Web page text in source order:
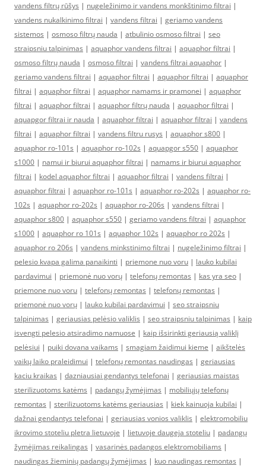
vandens filtrų rūšys | nugeležinimo ir vandens monkštinimo filtrai |
vandens nukalkinimo filtrai | vandens filtrai | geriamo vandens
sistemos | osmoso filtrų nauda | atbulinio osmoso filtrai | seo
straipsniu talpinimas | aquaphor vandens filtrai | aquaphor filtrai |
osmoso filtrų nauda | osmoso filtrai | vandens filtrai aquaphor |
geriamo vandens filtrai | aquaphor filtrai | aquaphor filtrai | aquaphor
filtrai | aquaphor filtrai | aquaphor namams ir pramonei | aquaphor
filtrai | aquaphor filtrai | aquaphor filtrų nauda | aquaphor filtrai |
aquapgor filtrai ir nauda | aquaphor filtrai | aquaphor filtrai | vandens
filtrai | aquaphor filtrai | vandens filtru rusys | aquaphor s800 |
aquaphor ro-101s | aquaphor ro-102s | aquapgor s550 | aquaphor
s1000 | namui ir biurui aquaphor filtrai | namams ir biurui aquaphor
filtrai | kodel aquaphor filtrai | aquaphor filtrai | vandens filtrai |
aquaphor filtrai | aquaphor ro-101s | aquaphor ro-202s | aquaphor ro-
102s | aquaphor ro-202s | aquaphor ro-206s | vandens filtrai |
aquaphor s800 | aquaphor s550 | geriamo vandens filtrai | aquaphor
s1000 | aquaphor ro 101s | aquaphor 102s | aquaphor ro 202s |
aquaphor ro 206s | vandens minkstinimo filtrai | nugeležinimo filtrai |
pelesio kvapa galima panaikinti | priemone nuo voru | lauko kubilai
pardavimui | priemonė nuo vorų | telefonų remontas | kas yra seo |
priemone nuo voru | telefonų remontas | telefonų remontas |
priemonė nuo vorų | lauko kubilai pardavimui | seo straipsniu
talpinimas | geriausias pelėsio valiklis | seo straipsniu talpinimas | kaip
isvengti pelesio atsiradimo namuose | kaip išsirinkti geriausią valiklį
pelėsiui | puiki dovana vaikams | smagiam žaidimui kieme | aikštelės
vaikų laiko praleidimui | telefonų remontas naudingas | geriausias
kaciu kraikas | dazniausiai gendantys telefonai | geriausias maistas
sterilizuotoms katėms | padangų žymėjimas | mobiliųjų telefonų
remontas | sterilizuotoms katėms geriausias | kiek kainuoja kubilai |
dažnai gendantys telefonai | geriausias vonios valiklis | elektromobiliu
ikrovimo stoteliu pletra lietuvoje | lietuvoje daugeja stoteliu | padangų
žymėjimas reikalingas | vasarinės padangos elektromobiliams |
naudingas žieminių padangų žymėjimas | kuo naudingas remontas |